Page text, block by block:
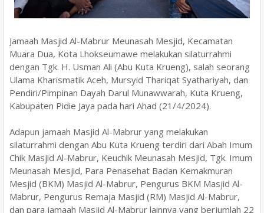
Jamaah Masjid Al-Mabrur Meunasah Mesjid, Kecamatan
Muara Dua, Kota Lhokseumawe melakukan silaturrahmi
dengan Tgk. H. Usman Ali (Abu Kuta Krueng), salah seorang
Ulama Kharismatik Aceh, Mursyid Thariqat Syathariyah, dan
Pendiri/Pimpinan Dayah Darul Munawwarah, Kuta Krueng,
Kabupaten Pidie Jaya pada hari Ahad (21/4/2024).
Adapun jamaah Masjid Al-Mabrur yang melakukan
silaturrahmi dengan Abu Kuta Krueng terdiri dari Abah Imum
Chik Masjid Al-Mabrur, Keuchik Meunasah Mesjid, Tgk. Imum
Meunasah Mesjid, Para Penasehat Badan Kemakmuran
Mesjid (BKM) Masjid Al-Mabrur, Pengurus BKM Masjid Al-
Mabrur, Pengurus Remaja Masjid (RM) Masjid Al-Mabrur,
dan para jamaah Masjid Al-Mabrur lainnya yang berjumlah 22